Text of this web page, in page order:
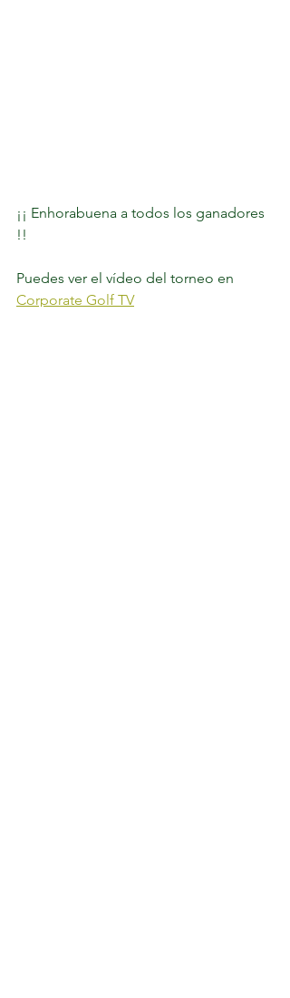
¡¡ Enhorabuena a todos los ganadores
!!
Puedes ver el vídeo del torneo en
Corporate Golf TV